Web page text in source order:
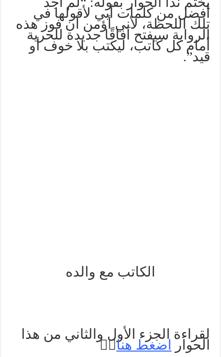
أفضل من كلمات أبي لأقولها في
تلك اللحظة، لأني أؤمن أن فوز هذه
الرواية سيفتح آفاقًا جديدة للحرية
أمام كل كاتب، ليكتب بلا خوف أو
قيد”.
الكاتب مع والده
لقراءة الجزء الأول والثاني من هذا
الحوار اضغط هنا👇🏻